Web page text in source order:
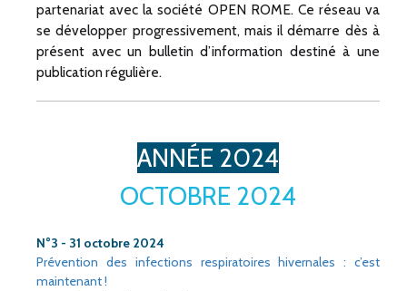
partenariat avec la société OPEN ROME. Ce réseau va
se développer progressivement, mais il démarre dès à
présent avec un bulletin d’information destiné à une
publication régulière.
ANNÉE 2024
OCTOBRE 2024
N°3 - 31 octobre 2024
Prévention des infections respiratoires hivernales : c’est
maintenant !